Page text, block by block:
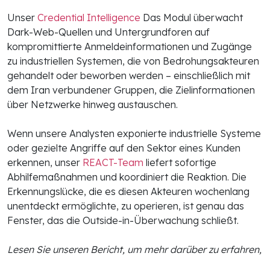
Unser Credential Intelligence Das Modul überwacht
Dark-Web-Quellen und Untergrundforen auf
kompromittierte Anmeldeinformationen und Zugänge
zu industriellen Systemen, die von Bedrohungsakteuren
gehandelt oder beworben werden – einschließlich mit
dem Iran verbundener Gruppen, die Zielinformationen
über Netzwerke hinweg austauschen.
Wenn unsere Analysten exponierte industrielle Systeme
oder gezielte Angriffe auf den Sektor eines Kunden
erkennen, unser REACT-Team liefert sofortige
Abhilfemaßnahmen und koordiniert die Reaktion. Die
Erkennungslücke, die es diesen Akteuren wochenlang
unentdeckt ermöglichte, zu operieren, ist genau das
Fenster, das die Outside-in-Überwachung schließt.
Lesen Sie unseren Bericht, um mehr darüber zu erfahren,